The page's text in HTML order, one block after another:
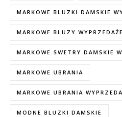
MARKOWE BLUZKI DAMSKIE
MARKOWE BLUZY WYPRZEDAŻE
MARKOWE SWETRY DAMSKIE
MARKOWE UBRANIA
MARKOWE UBRANIA
MODNE BLUZKI DAMSKIE